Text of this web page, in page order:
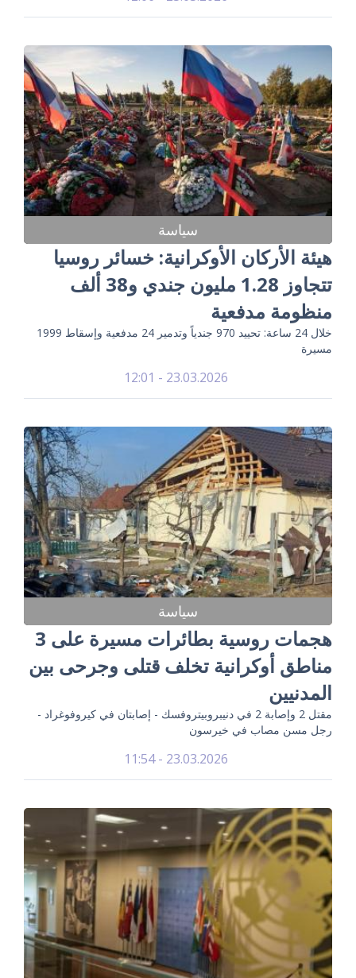
سياسة
هيئة الأركان الأوكرانية: خسائر روسيا
تتجاوز 1.28 مليون جندي و38 ألف
منظومة مدفعية
خلال 24 ساعة: تحييد 970 جندياً وتدمير 24 مدفعية وإسقاط 1999
مسيرة
23.03.2026 - 12:01
سياسة
هجمات روسية بطائرات مسيرة على 3
مناطق أوكرانية تخلف قتلى وجرحى بين
المدنيين
مقتل 2 وإصابة 2 في دنيبروبيتروفسك - إصابتان في كيروفوغراد -
رجل مسن مصاب في خيرسون
23.03.2026 - 11:54